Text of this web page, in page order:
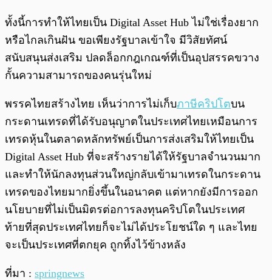
ทั้งนี้การทำให้ไทยเป็น Digital Asset Hub ไม่ใช่เรื่องยาก
หรือไกลเกินฝัน ขอเพียงรัฐบาลเข้าใจ มีวิสัยทัศน์
สนับสนุนส่งเสริม ปลดล็อกกฎเกณฑ์ที่เป็นอุปสรรคขวาง
กั้นความสามารถของคนรุ่นใหม่
พรรคไทยสร้างไทย เห็นว่าการไม่เก็บภาษีคริปโตบน
กระดานเทรดที่ได้รับอนุญาตในประเทศไทยเหมือนการ
เทรดหุ้นในตลาดหลักทรัพย์เป็นการส่งเสริมให้ไทยเป็น
Digital Asset Hub ที่จะสร้างรายได้ให้รัฐบาลจำนวนมาก
และทำให้นักลงทุนส่วนใหญ่กลับเข้ามาเทรดในกระดาน
เทรดของไทยมากยิ่งขึ้นในอนาคต แต่หากยังมีการออก
นโยบายที่ไม่เป็นมิตรต่อการลงทุนคริปโตในประเทศ
ท้ายที่สุดประเทศไทยก็จะไม่ได้ประโยชน์ใด ๆ และไทย
จะเป็นประเทศที่ตกยุค ถูกทิ้งไว้ข้างหลัง
ที่มา : springnews